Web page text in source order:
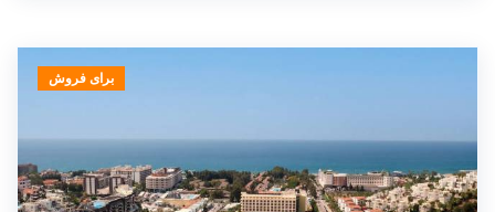
برای فروش